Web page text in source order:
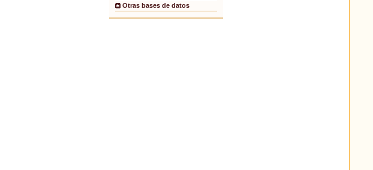
Otras bases de datos